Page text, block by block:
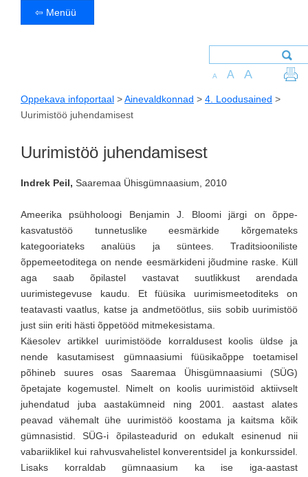
⇦ Menüü
A A A
Oppekava infoportaal >Ainevaldkonnad > 4. Loodusained >
Uurimistöö juhendamisest
Uurimistöö juhendamisest
Indrek Peil, Saaremaa Ühisgümnaasium, 2010
Ameerika psühholoogi Benjamin J. Bloomi järgi on õppe-
kasvatustöö tunnetuslike eesmärkide kõrgemateks
kategooriateks analüüs ja süntees. Traditsiooniliste
õppemeetoditega on nende eesmärkideni jõudmine raske. Küll
aga saab õpilastel vastavat suutlikkust arendada
uurimistegevuse kaudu. Et füüsika uurimismeetoditeks on
teatavasti vaatlus, katse ja andmetöötlus, siis sobib uurimistöö
just siin eriti hästi õppetööd mitmekesistama.
Käesolev artikkel uurimistööde korraldusest koolis üldse ja
nende kasutamisest gümnaasiumi füüsikaõppe toetamisel
põhineb suures osas Saaremaa Ühisgümnaasiumi (SÜG)
õpetajate kogemustel. Nimelt on koolis uurimistöid aktiivselt
juhendatud juba aastakümneid ning 2001. aastast alates
peavad vähemalt ühe uurimistöö koostama ja kaitsma kõik
gümnasistid. SÜG-i õpilasteadurid on edukalt esinenud nii
vabariiklikel kui rahvusvahelistel konverentsidel ja konkurssidel.
Lisaks korraldab gümnaasium ka ise iga-aastast